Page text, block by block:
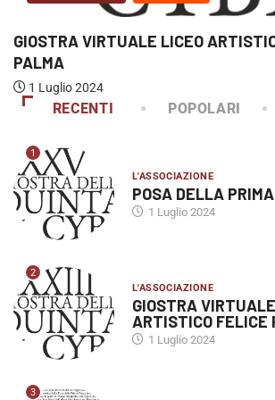
GIOSTRA VIRTUALE LICEO
PALMA
1 Luglio 2024
RECENTI POPOLARI
1
L'ASSOCIAZIONE
POSA DELLA
1 Luglio 2024
2
L'ASSOCIAZIONE
GIOSTRA
ARTISTICO FELICE
1 Luglio 2024
3